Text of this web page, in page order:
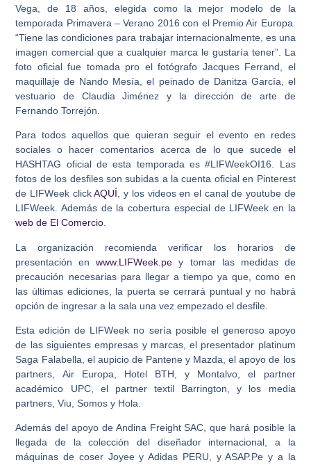
Vega, de 18 años, elegida como la mejor modelo de la
temporada Primavera – Verano 2016 con el Premio Air Europa.
“Tiene las condiciones para trabajar internacionalmente, es una
imagen comercial que a cualquier marca le gustaría tener”. La
foto oficial fue tomada pro el fotógrafo Jacques Ferrand, el
maquillaje de Nando Mesía, el peinado de Danitza García, el
vestuario de Claudia Jiménez y la dirección de arte de
Fernando Torrejón.
Para todos aquellos que quieran seguir el evento en redes
sociales o hacer comentarios acerca de lo que sucede el
HASHTAG oficial de esta temporada es #LIFWeekOI16. Las
fotos de los desfiles son subidas a la cuenta oficial en Pinterest
de LIFWeek clickAQUÍ , y los videos en el canal de youtube de
LIFWeek. Además de la cobertura especial de LIFWeek en la
web de El Comercio
La organización recomienda verificar los horarios de
presentación enwww.LIFWeek.pe y tomar las medidas de
precaución necesarias para llegar a tiempo ya que, como en
las últimas ediciones, la puerta se cerrará puntual y no habrá
opción de ingresar a la sala una vez empezado el desfile.
Esta edición de LIFWeek no sería posible el generoso apoyo
de las siguientes empresas y marcas, el presentador platinum
Saga Falabella, el aupicio de Pantene y Mazda, el apoyo de los
partners, Air Europa, Hotel BTH, y Montalvo, el partner
académico UPC, el partner textil Barrington, y los media
partners, Viu, Somos y Hola.
Además del apoyo de Andina Freight SAC, que hará posible la
llegada de la colección del diseñador internacional, a la
máquinas de coser Joyee y Adidas PERU, y ASAP.Pe y a la